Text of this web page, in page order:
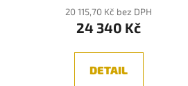
20 115,70 Kč bez DPH
24 340 Kč
DETAIL